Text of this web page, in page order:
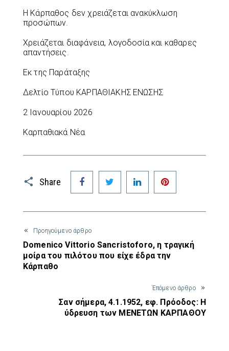
Η Κάρπαθος δεν χρειάζεται ανακύκλωση
προσώπων.
Χρειάζεται διαφάνεια, λογοδοσία και καθαρες
απαντήσεις.
Εκ της Παράταξης
Δελτίο Τύπου ΚΑΡΠΑΘΙΑΚΗΣ ΕΝΩΣΗΣ
2 Ιανουαρίου 2026
Καρπαθιακά Νέα
Share
Facebook Twitter LinkedIn
Προηγούμενο άρθρο
Domenico Vittorio Sancristoforo, η τραγική
μοίρα του πιλότου που είχε έδρα την
Κάρπαθο
Έπόμενο άρθρο
Σαν σήμερα, 4.1.1952, εφ. Πρόοδος: Η
ύδρευση των ΜΕΝΕΤΩΝ ΚΑΡΠΑΘΟΥ